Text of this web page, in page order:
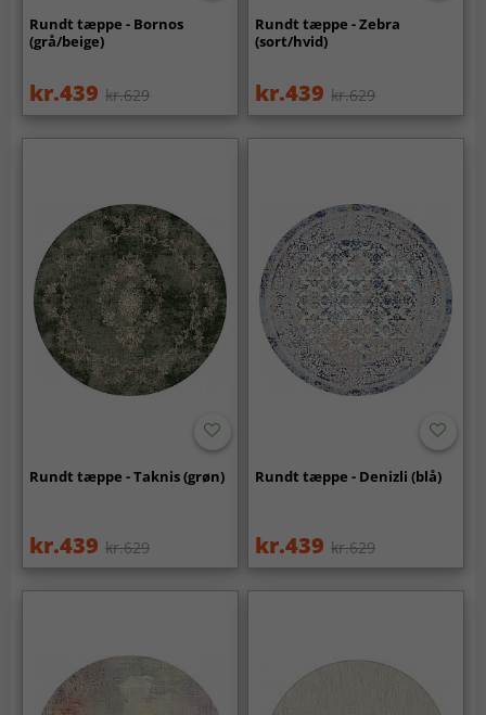
Rundt tæppe - Bornos
(grå/beige)
kr.439 kr.629
Rundt tæppe - Zebra
(sort/hvid)
kr.439 kr.629
Rundt tæppe - Taknis (grøn)
kr.439 kr.629
Rundt tæppe - Denizli (blå)
kr.439 kr.629